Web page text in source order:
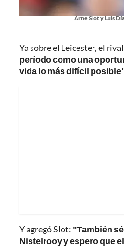
Arne Slot y Luis
Ya sobre el Leicester, el
período como una
vida lo más difícil
Y agregó Slot: "También
Nistelrooy y espero que